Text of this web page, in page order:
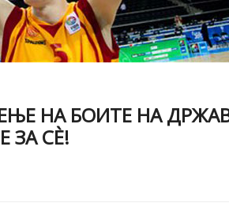
НА БОИТЕ НА
ЗА СЀ!